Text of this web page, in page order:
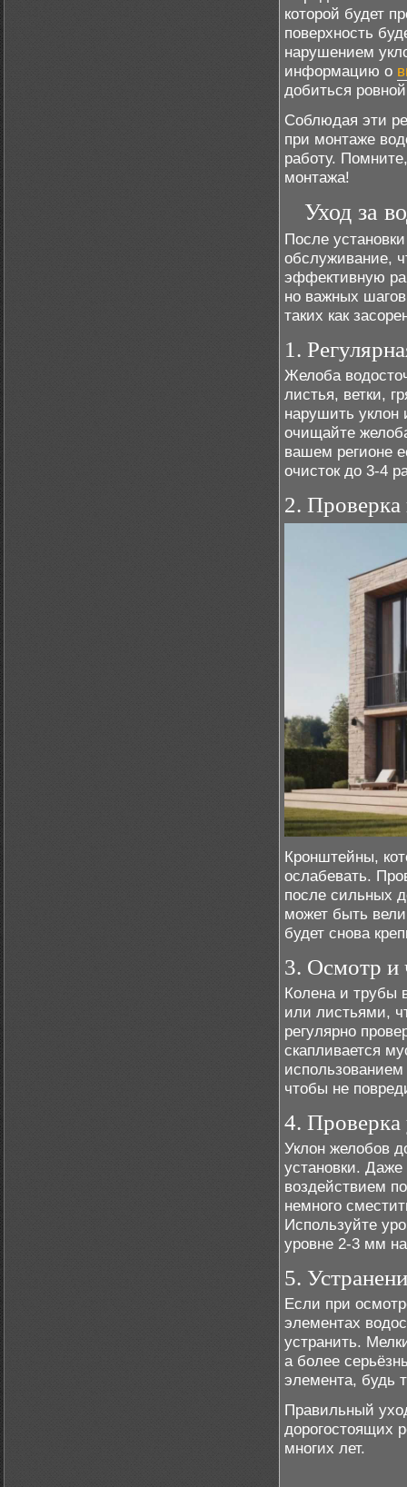
которой будет
поверхность
нарушением
информацию о
добиться
Соблюдая эти
при монтаже
работу.
монтажа!
Уход за
После
обслуживание,
эффективную
но важных
таких как
1.
Желоба
листья, ветки,
нарушить уклон
очищайте
вашем регионе
очисток до 3-4
2.
Кронштейны,
ослабевать.
после сильных
может быть
будет снова
3. Осмотр и
Колена и трубы
или листьями,
регулярно
скапливается
чтобы не
4. Проверка
Уклон желобов
установки.
воздействием
немного
Используйте
уровне 2-3 мм
5.
Если при
элементах
устранить.
а более
элемента, будь
Правильный
дорогостоящих
многих лет.